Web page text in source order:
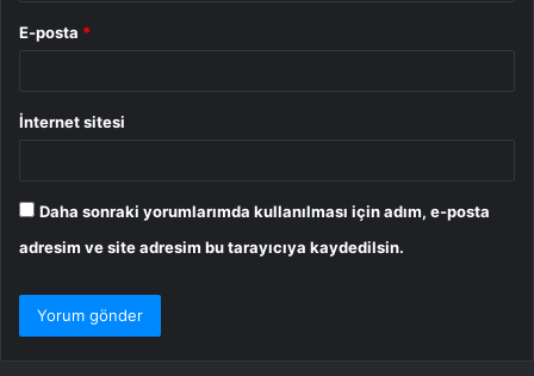
E-posta *
İnternet sitesi
Daha sonraki yorumlarımda kullanılması için adım, e-posta
adresim ve site adresim bu tarayıcıya kaydedilsin.